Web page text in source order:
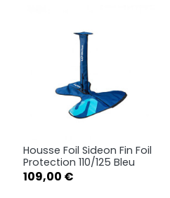
Housse Foil Sideon Fin Foil
Protection 110/125 Bleu
Prix
109,00 €